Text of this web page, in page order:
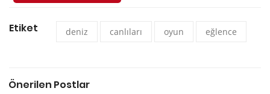
Etiket deniz canlıları oyun eğlence
Önerilen Postlar